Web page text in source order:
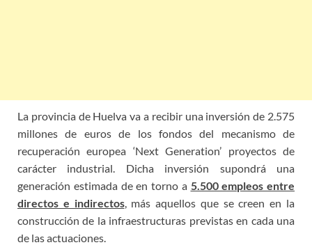
La provincia de Huelva va a recibir una inversión de 2.575
millones de euros de los fondos del mecanismo de
recuperación europea ‘Next Generation’ proyectos de
carácter industrial. Dicha inversión supondrá una
generación estimada de en torno a 5.500 empleos entre
directos e indirectos, más aquellos que se creen en la
construcción de la infraestructuras previstas en cada una
de las actuaciones.